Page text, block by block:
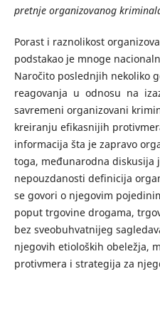
pretnje organizovanog
Porast i raznolikost
podstakao je mnoge
Naročito poslednjih nekoliko
reagovanja u odnosu na
savremeni organizovani
kreiranju efikasnijih
informacija šta je zapravo
toga, međunarodna diskusija
nepouzdanosti definicija
se govori o njegovim
poput trgovine drogama,
bez sveobuhvatnijeg
njegovih etioloških obeležja,
protivmera i strategija za